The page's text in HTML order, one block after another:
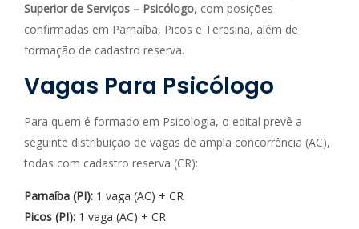
Superior de Serviços – Psicólogo, com posições
confirmadas em Parnaíba, Picos e Teresina, além de
formação de cadastro reserva.
Vagas Para Psicólogo
Para quem é formado em Psicologia, o edital prevê a
seguinte distribuição de vagas de ampla concorrência (AC),
todas com cadastro reserva (CR):
Parnaíba (PI): 1 vaga (AC) + CR
Picos (PI): 1 vaga (AC) + CR